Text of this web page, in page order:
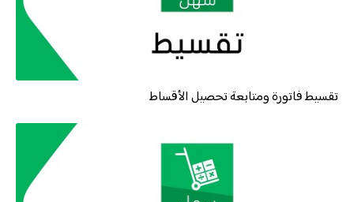
تقسيط فاتورة ومتابعة تحصيل الأقساط